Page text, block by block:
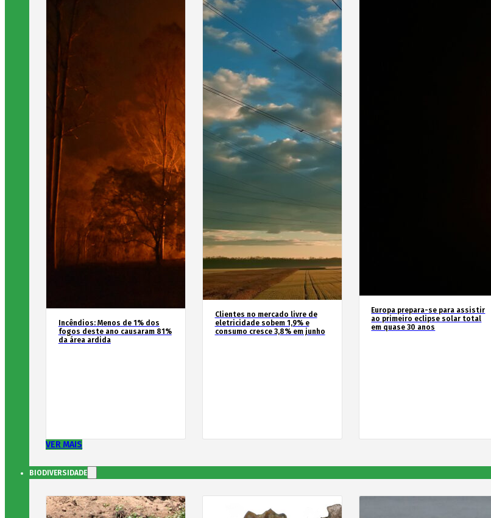
Incêndios: Menos de 1% dos
fogos deste ano causaram 81%
da área ardida
Clientes no mercado livre de
eletricidade sobem 1,9% e
consumo cresce 3,8% em junho
Europa prepara-se para assistir
ao primeiro eclipse solar total
em quase 30 anos
VER MAIS
BIODIVERSIDADE